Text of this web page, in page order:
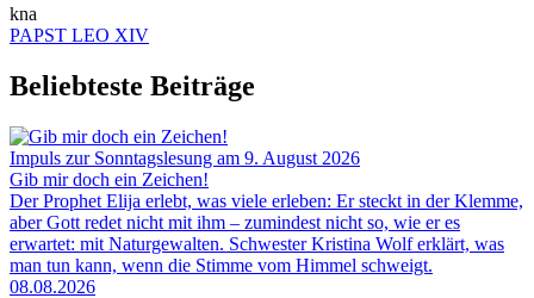
kna
PAPST LEO XIV
Beliebteste Beiträge
Impuls zur Sonntagslesung am 9. August 2026
Gib mir doch ein Zeichen!
Der Prophet Elija erlebt, was viele erleben: Er steckt in der Klemme,
aber Gott redet nicht mit ihm – zumindest nicht so, wie er es
erwartet: mit Naturgewalten. Schwester Kristina Wolf erklärt, was
man tun kann, wenn die Stimme vom Himmel schweigt.
08.08.2026